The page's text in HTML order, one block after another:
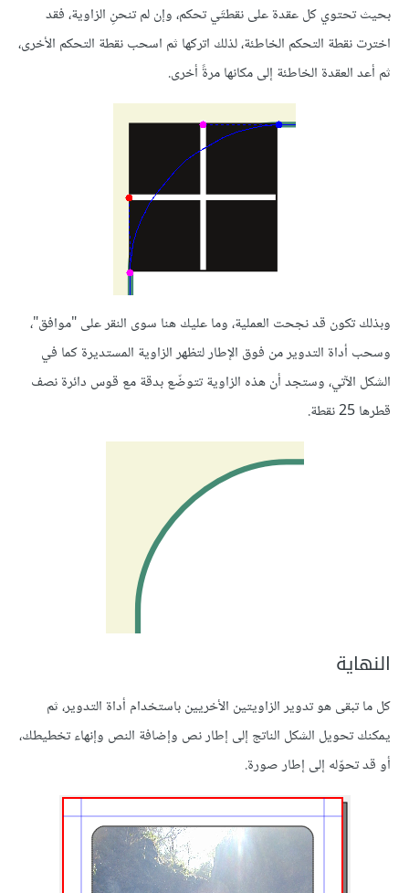
بحيث تحتوي كل عقدة على نقطتَي تحكم، وإن لم تنحنِ الزاوية، فقد
اخترت نقطة التحكم الخاطئة، لذلك اتركها ثم اسحب نقطة التحكم الأخرى،
ثم أعد العقدة الخاطئة إلى مكانها مرةً أخرى.
وبذلك تكون قد نجحت العملية، وما عليك هنا سوى النقر على "موافق"،
وسحب أداة التدوير من فوق الإطار لتظهر الزاوية المستديرة كما في
الشكل الآتي، وستجد أن هذه الزاوية تتوضّع بدقة مع قوس دائرة نصف
قطرها 25 نقطة.
النهاية
كل ما تبقى هو تدوير الزاويتين الأخريين باستخدام أداة التدوير، ثم
يمكنك تحويل الشكل الناتج إلى إطار نص وإضافة النص وإنهاء تخطيطك،
أو قد تحوّله إلى إطار صورة.